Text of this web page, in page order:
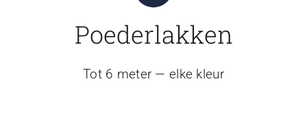
Poederlakken
Tot 6 meter — elke kleur